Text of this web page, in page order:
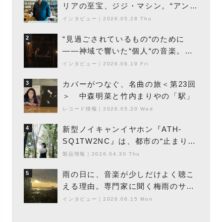
リアの至宝、ジジ・マシン。“アンビ
エントの巨匠”が明かす創作の原点
インタビュー 2026.05.28 Thu
2
“見過ごされているもの“のために
――神域で響いた“個人“の音楽。冥
丁の『赤城 夜神楽』をレポート
インタビュー 2026.06.19 Fri
3
カバーがつなぐ、名曲の旅＜第23回
＞ 中森明菜と竹内まりやの「駅」
レコード情報 2026.05.20 Wed
4
新型ノイキャンイヤホン『ATH-
SQ1TW2NC』は、都市の“止まり
木”になり得るーシンガーソングライ
製品情報 2026.04.30 Thu
5
雨の日に、音楽が少しだけよく聴こ
える理由。専門家に聞く梅雨のサウ
ンドスケープ
インタビュー 2026.06.15 Mon